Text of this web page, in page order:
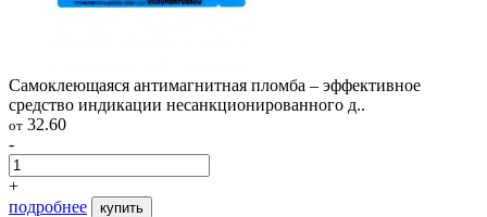
Самоклеющаяся антимагнитная пломба – эффективное
средство индикации несанкционированного д..
от 32.60
-
+
подробнее
купить